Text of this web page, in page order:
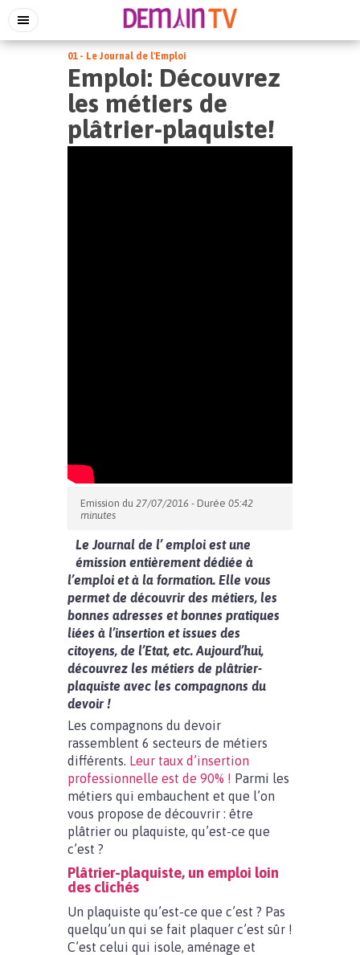
01 - Le Journal de l'Emploi
Emploi: Découvrez
les métiers de
plâtrier-plaquiste!
Emission du 27/07/2016 - Durée 05:42
minutes
Le Journal de l’ emploi est une
émission entièrement dédiée à
l’emploi et à la formation. Elle vous
permet de découvrir des métiers, les
bonnes adresses et bonnes pratiques
liées à l’insertion et issues des
citoyens, de l’Etat, etc. Aujourd’hui,
découvrez les métiers de plâtrier-
plaquiste avec les compagnons du
devoir !
Les compagnons du devoir
rassemblent 6 secteurs de métiers
différents. Leur taux d’insertion
professionnelle est de 90% ! Parmi les
métiers qui embauchent et que l’on
vous propose de découvrir : être
plâtrier ou plaquiste, qu’est-ce que
c’est ?
Plâtrier-plaquiste, un emploi loin
des clichés
Un plaquiste qu’est-ce que c’est ? Pas
quelqu’un qui se fait plaquer c’est sûr !
C’est celui qui isole, aménage et